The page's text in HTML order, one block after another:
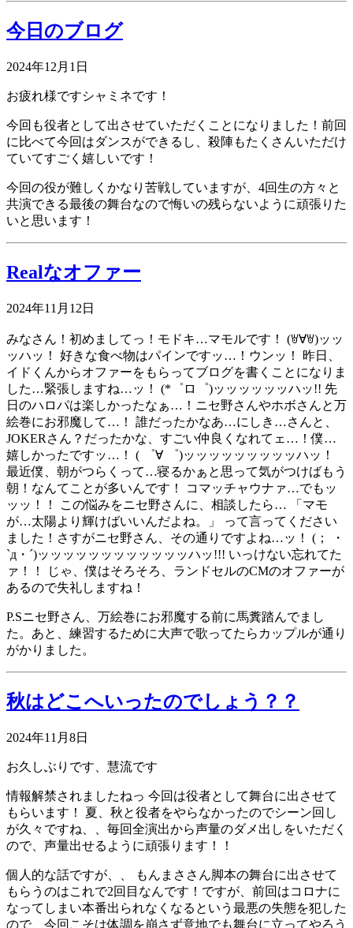
今日のブログ
2024年12月1日
お疲れ様ですシャミネです！
今回も役者として出させていただくことになりました！前回
に比べて今回はダンスができるし、殺陣もたくさんいただけ
ていてすごく嬉しいです！
今回の役が難しくかなり苦戦していますが、4回生の方々と
共演できる最後の舞台なので悔いの残らないように頑張りた
いと思います！
Realなオファー
2024年11月12日
みなさん！初めましてっ！モドキ…マモルです！ (ꇐ∀ꇐ)ッッ
ッハッ！ 好きな食べ物はパインですッ…！ウンッ！ 昨日、
イドくんからオファーをもらってブログを書くことになりま
した…緊張しますね…ッ！ (*゜ロ゜)ッッッッッッハッ!! 先
日のハロパは楽しかったなぁ…！ニセ野さんやホボさんと万
絵巻にお邪魔して…！ 誰だったかなあ…にしき…さんと、
JOKERさん？だったかな、すごい仲良くなれてェ…！僕…
嬉しかったですッ…！ ( ゜∀ ゜)ッッッッッッッッッハッ！
最近僕、朝がつらくって…寝るかぁと思って気がつけばもう
朝！なんてことが多いんです！ コマッチャウナァ…でもッ
ッッ！！ この悩みをニセ野さんに、相談したら… 「マモ
が…太陽より輝けばいいんだよね。」 って言ってください
ました！さすがニセ野さん、その通りですよね…ッ！ (； ・
`д・´)ッッッッッッッッッッッッハッ!!! いっけない忘れてた
ァ！！ じゃ、僕はそろそろ、ランドセルのCMのオファーが
あるので失礼しますね！
P.Sニセ野さん、万絵巻にお邪魔する前に馬糞踏んでまし
た。あと、練習するために大声で歌ってたらカップルが通り
がかりました。
秋はどこへいったのでしょう？？
2024年11月8日
お久しぶりです、慧流です
情報解禁されましたねっ 今回は役者として舞台に出させて
もらいます！ 夏、秋と役者をやらなかったのでシーン回し
が久々ですね、、毎回全演出から声量のダメ出しをいただく
ので、声量出せるように頑張ります！！
個人的な話ですが、、 もんまささん脚本の舞台に出させて
もらうのはこれで2回目なんです！ですが、前回はコロナに
なってしまい本番出られなくなるという最悪の失態を犯した
ので、今回こそは体調を崩さず意地でも舞台に立ってやろう